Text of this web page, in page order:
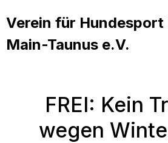
Verein für Hundesport
Main-Taunus e.V.
FREI: Kein
wegen